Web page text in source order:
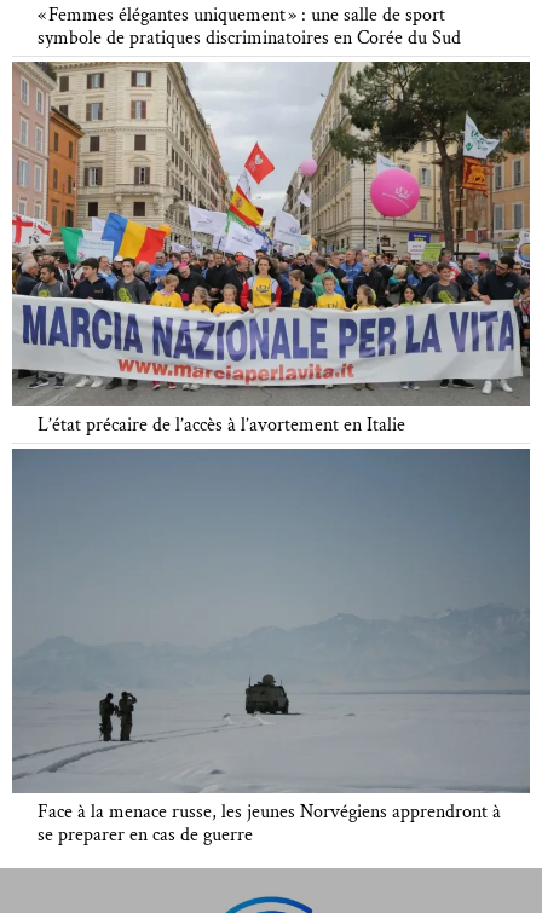
« Femmes élégantes uniquement » : une salle de sport
symbole de pratiques discriminatoires en Corée du Sud
L’état précaire de l’accès à l’avortement en Italie
Face à la menace russe, les jeunes Norvégiens apprendront à
se preparer en cas de guerre